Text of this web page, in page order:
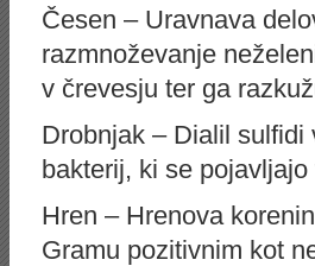
Česen – Uravnava
razmnoževanje
v črevesju ter ga
Drobnjak – Dialil
bakterij, ki se
Hren – Hrenova
Gramu pozitivnim kot